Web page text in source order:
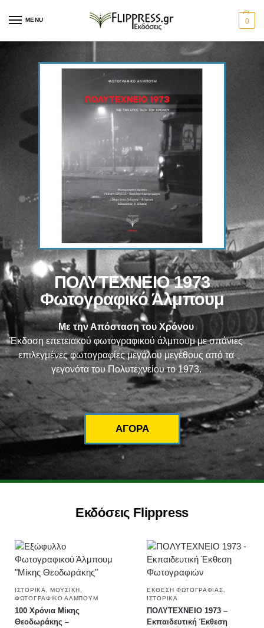
MENU 0
ΠΟΛΥΤΕΧΝΕΙΟ 1973
Φωτογραφικό Άλμπουμ
Με την Απόσταση του Χρόνου
Έκδοση επετειακού φωτογραφικού άλμπουμ με σπάνιες
επιλεγμένες φωτογραφίες μεγάλου μεγέθους από τα
γεγονότα του Πολυτεχνείου το 1973.
ΑΓΟΡΑ
Εκδόσεις Flippress
ΙΣΤΟΡΙΚΆ,ΜΟΥΣΙΚΉ,
ΦΩΤΟΓΡΑΦΙΚΌ ΆΛΜΠΟΥΜ
100 Χρόνια Μίκης
Θεοδωράκης –
ΈΚΘΕΣΗ ΦΩΤΟΓΡΑΦΊΑΣ,
ΙΣΤΟΡΙΚΆ
ΠΟΛΥΤΕΧΝΕΙΟ 1973 –
Εκπαιδευτική Έκθεση